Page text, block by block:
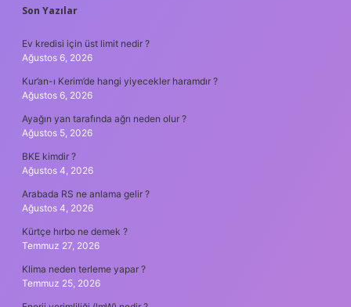
SIDEBAR
Son Yazılar
Ev kredisi için üst limit nedir ?
Ağustos 6, 2026
Kur’an-ı Kerim’de hangi yiyecekler haramdır ?
Ağustos 6, 2026
Ayağın yan tarafında ağrı neden olur ?
Ağustos 5, 2026
BKE kimdir ?
Ağustos 4, 2026
Arabada RS ne anlama gelir ?
Ağustos 4, 2026
Kürtçe hırbo ne demek ?
Temmuz 27, 2026
Klima neden terleme yapar ?
Temmuz 25, 2026